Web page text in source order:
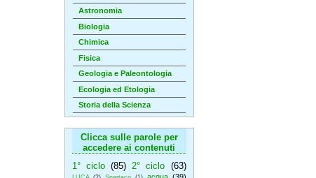
Astronomia
Biologia
Chimica
Fisica
Geologia e Paleontologia
Ecologia ed Etologia
Storia della Scienza
Clicca sulle parole per
accedere ai contenuti
1° ciclo (85) 2° ciclo (63)